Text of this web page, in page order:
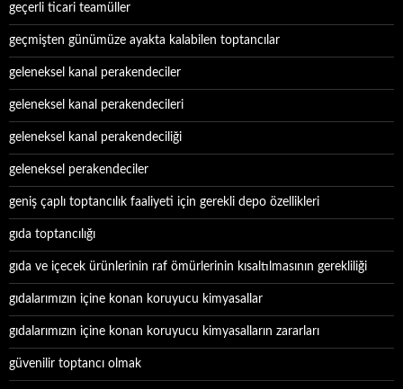
geçerli ticari teamüller
geçmişten günümüze ayakta kalabilen toptancılar
geleneksel kanal perakendeciler
geleneksel kanal perakendecileri
geleneksel kanal perakendeciliği
geleneksel perakendeciler
geniş çaplı toptancılık faaliyeti için gerekli depo özellikleri
gıda toptancılığı
gıda ve içecek ürünlerinin raf ömürlerinin kısaltılmasının gerekliliği
gıdalarımızın içine konan koruyucu kimyasallar
gıdalarımızın içine konan koruyucu kimyasalların zararları
güvenilir toptancı olmak